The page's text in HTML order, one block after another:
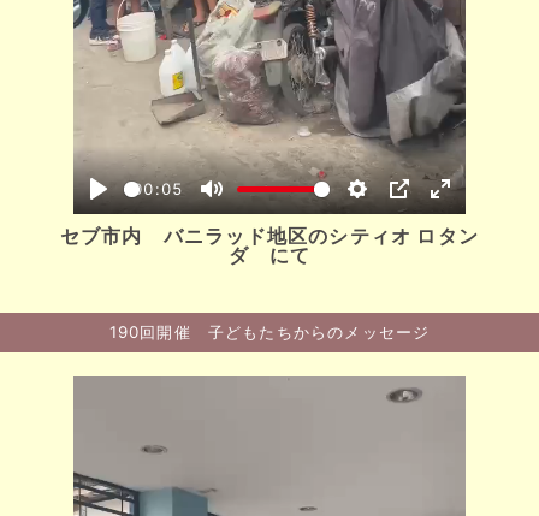
00:05
セブ市内 バニラッド地区のシティオ ロタン
ダ にて
190回開催 子どもたちからのメッセージ